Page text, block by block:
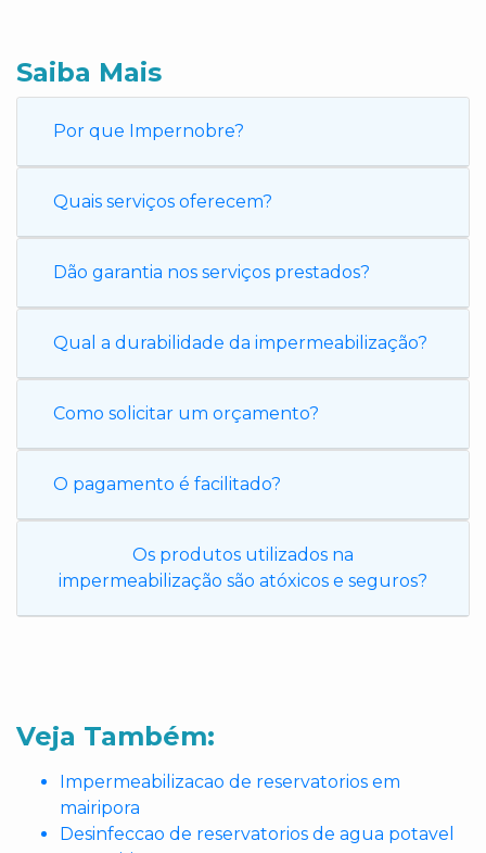
Saiba Mais
Por que Impernobre?
Quais serviços oferecem?
Dão garantia nos serviços prestados?
Qual a durabilidade da impermeabilização?
Como solicitar um orçamento?
O pagamento é facilitado?
Os produtos utilizados na
impermeabilização são atóxicos e seguros?
Veja Também:
Impermeabilizacao de reservatorios em
mairipora
Desinfeccao de reservatorios de agua potavel